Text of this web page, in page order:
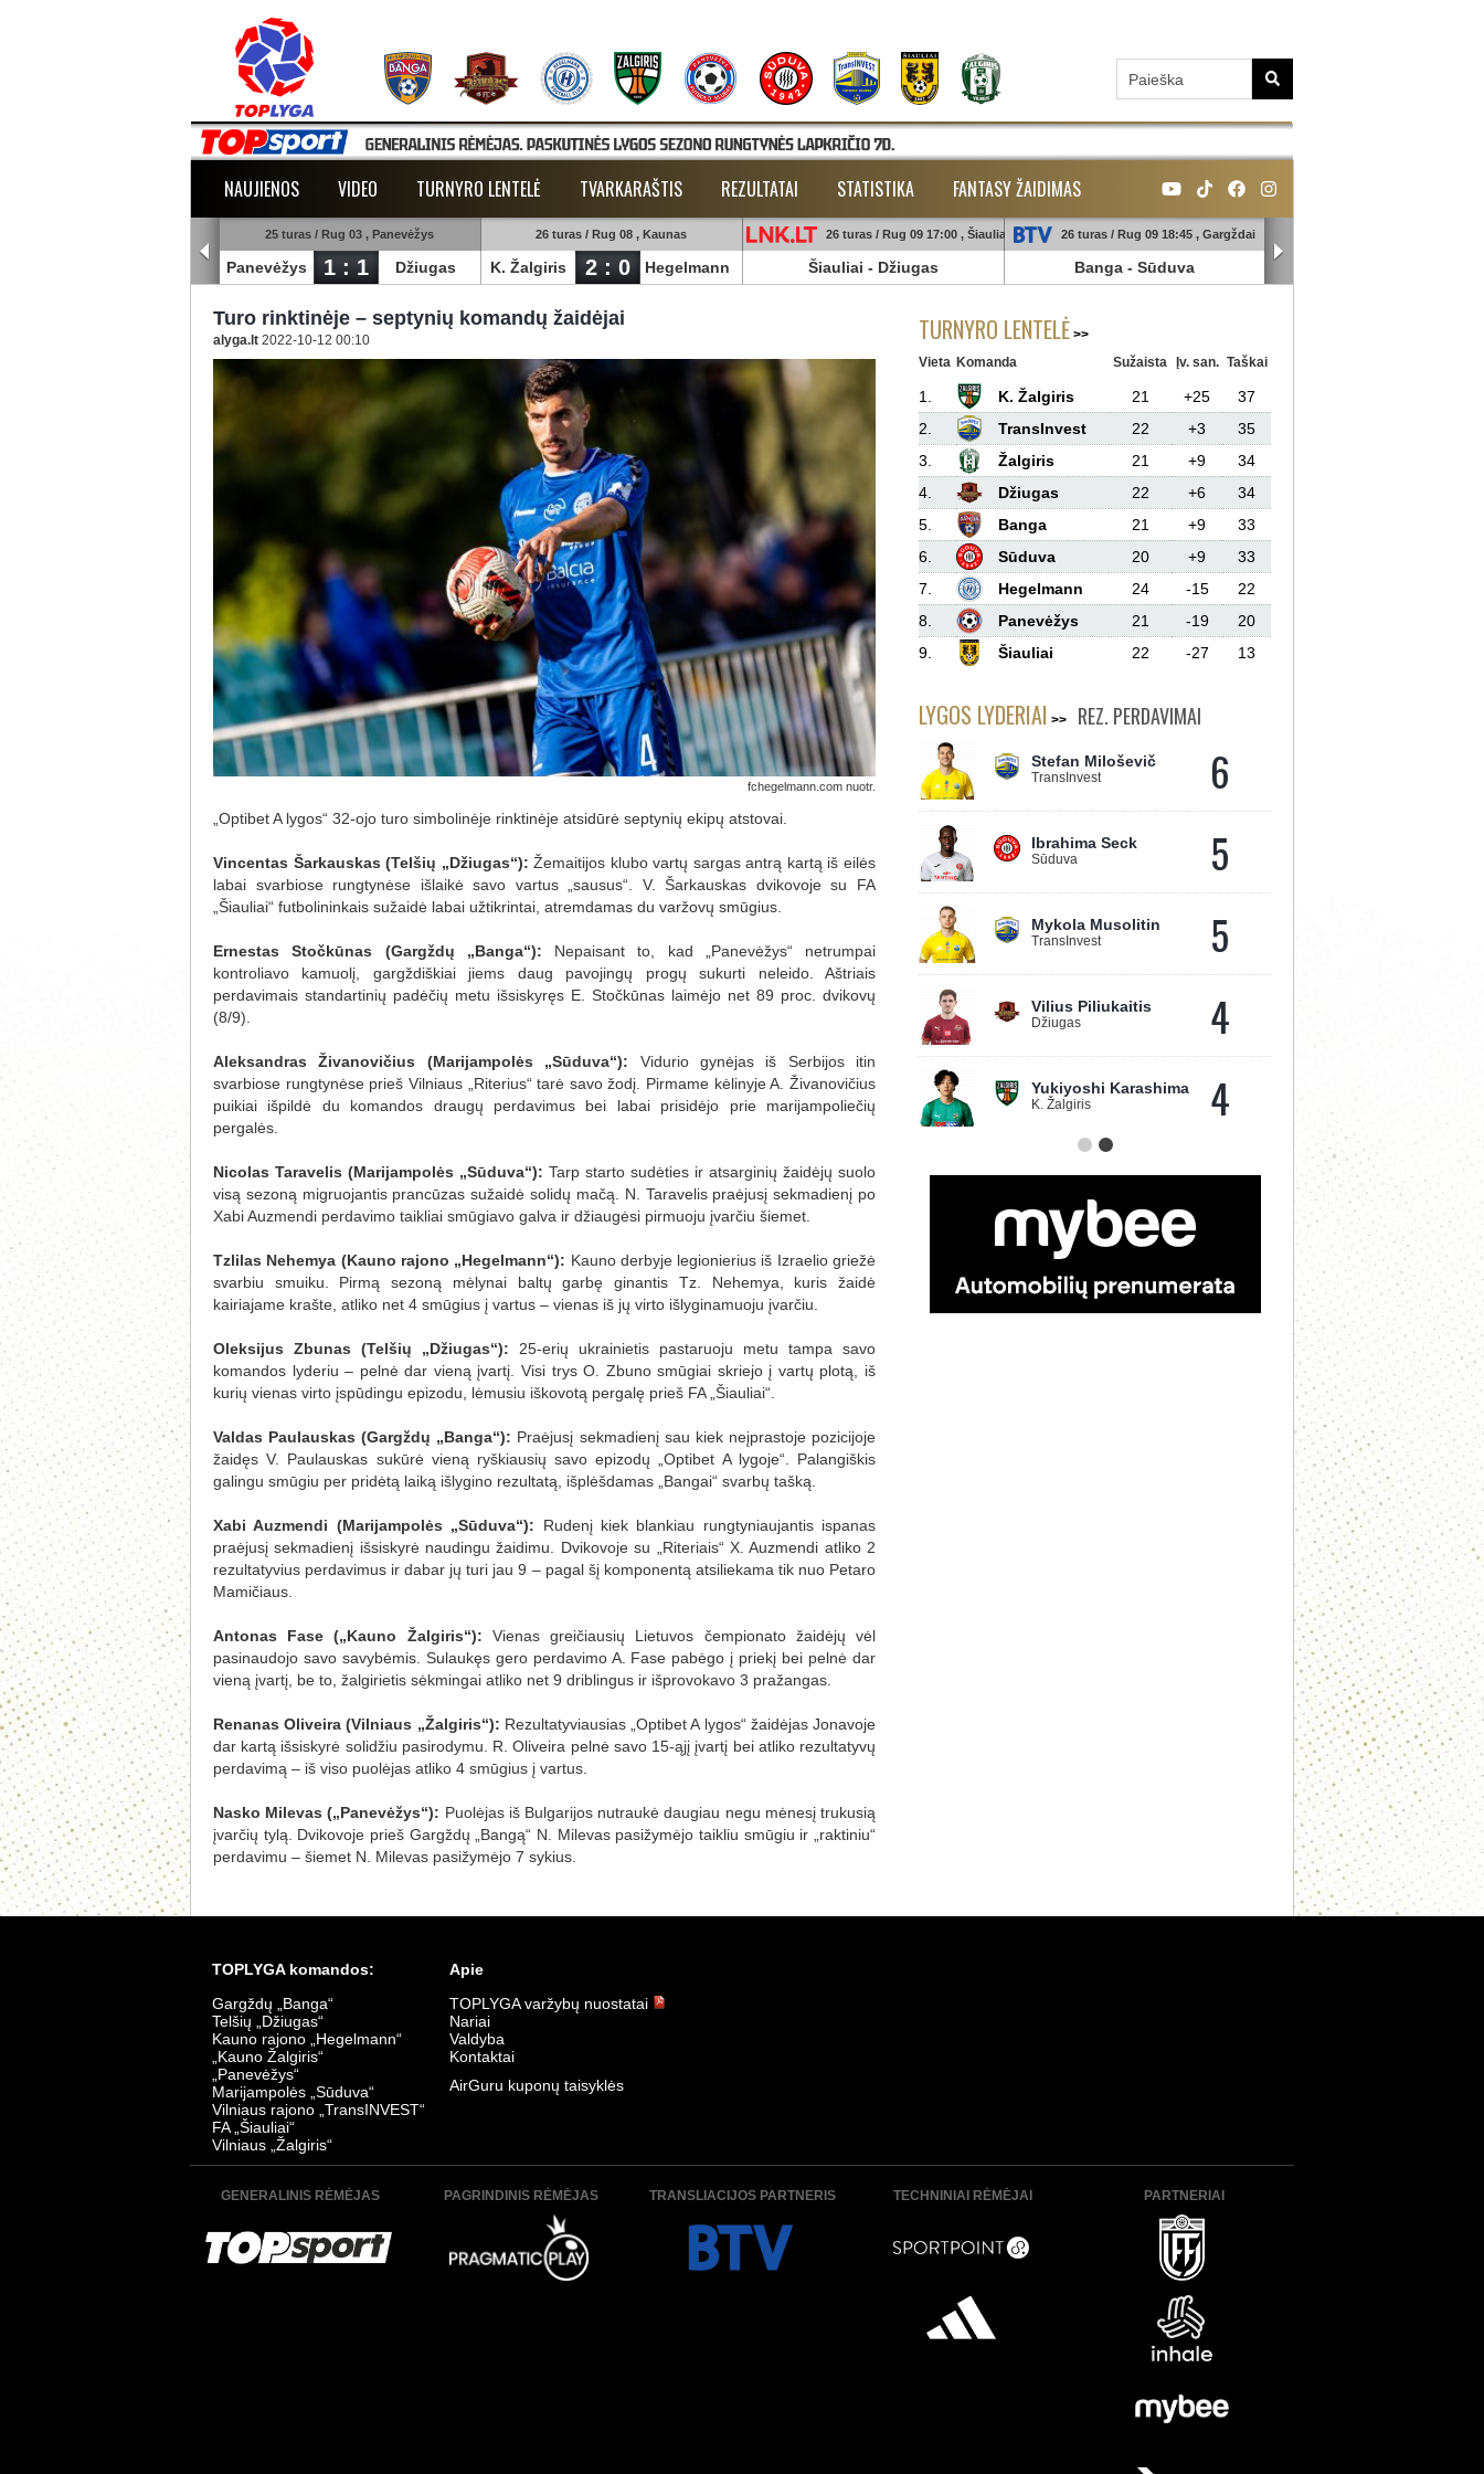
NAUJIENOS VIDEO TURNYRO LENTELĖ TVARKARAŠTIS REZULTATAI STATISTIKA FANTASY ŽAIDIMAS
25 turas / Rug 03 , Panevėžys
Panevėžys 1 : 1 Džiugas
26 turas / Rug 08 , Kaunas
K. Žalgiris 2 : 0 Hegelmann
26 turas / Rug 09 17:00 , Šiauliai
Šiauliai - Džiugas
26 turas / Rug 09 18:45 , Gargždai
Banga - Sūduva
Turo rinktinėje – septynių komandų žaidėjai
alyga.lt 2022-10-12 00:10
fchegelmann.com nuotr.
„Optibet A lygos“ 32-ojo turo simbolinėje rinktinėje atsidūrė septynių ekipų atstovai.
Vincentas Šarkauskas (Telšių „Džiugas“): Žemaitijos klubo vartų sargas antrą kartą iš eilės
labai svarbiose rungtynėse išlaikė savo vartus „sausus“. V. Šarkauskas dvikovoje su FA
„Šiauliai“ futbolininkais sužaidė labai užtikrintai, atremdamas du varžovų smūgius.
Ernestas Stočkūnas (Gargždų „Banga“): Nepaisant to, kad „Panevėžys“ netrumpai
kontroliavo kamuolį, gargždiškiai jiems daug pavojingų progų sukurti neleido. Aštriais
perdavimais standartinių padėčių metu išsiskyręs E. Stočkūnas laimėjo net 89 proc. dvikovų
(8/9).
Aleksandras Živanovičius (Marijampolės „Sūduva“): Vidurio gynėjas iš Serbijos itin
svarbiose rungtynėse prieš Vilniaus „Riterius“ tarė savo žodį. Pirmame kėlinyje A. Živanovičius
puikiai išpildė du komandos draugų perdavimus bei labai prisidėjo prie marijampoliečių
pergalės.
Nicolas Taravelis (Marijampolės „Sūduva“): Tarp starto sudėties ir atsarginių žaidėjų suolo
visą sezoną migruojantis prancūzas sužaidė solidų mačą. N. Taravelis praėjusį sekmadienį po
Xabi Auzmendi perdavimo taikliai smūgiavo galva ir džiaugėsi pirmuoju įvarčiu šiemet.
Tzlilas Nehemya (Kauno rajono „Hegelmann“): Kauno derbyje legionierius iš Izraelio griežė
svarbiu smuiku. Pirmą sezoną mėlynai baltų garbę ginantis Tz. Nehemya, kuris žaidė
kairiajame krašte, atliko net 4 smūgius į vartus – vienas iš jų virto išlyginamuoju įvarčiu.
Oleksijus Zbunas (Telšių „Džiugas“): 25-erių ukrainietis pastaruoju metu tampa savo
komandos lyderiu – pelnė dar vieną įvartį. Visi trys O. Zbuno smūgiai skriejo į vartų plotą, iš
kurių vienas virto įspūdingu epizodu, lėmusiu iškovotą pergalę prieš FA „Šiauliai“.
Valdas Paulauskas (Gargždų „Banga“): Praėjusį sekmadienį sau kiek neįprastoje pozicijoje
žaidęs V. Paulauskas sukūrė vieną ryškiausių savo epizodų „Optibet A lygoje“. Palangiškis
galingu smūgiu per pridėtą laiką išlygino rezultatą, išplėšdamas „Bangai“ svarbų tašką.
Xabi Auzmendi (Marijampolės „Sūduva“): Rudenį kiek blankiau rungtyniaujantis ispanas
praėjusį sekmadienį išsiskyrė naudingu žaidimu. Dvikovoje su „Riteriais“ X. Auzmendi atliko 2
rezultatyvius perdavimus ir dabar jų turi jau 9 – pagal šį komponentą atsiliekama tik nuo Petaro
Mamičiaus.
Antonas Fase („Kauno Žalgiris“): Vienas greičiausių Lietuvos čempionato žaidėjų vėl
pasinaudojo savo savybėmis. Sulaukęs gero perdavimo A. Fase pabėgo į priekį bei pelnė dar
vieną įvartį, be to, žalgirietis sėkmingai atliko net 9 driblingus ir išprovokavo 3 pražangas.
Renanas Oliveira (Vilniaus „Žalgiris“): Rezultatyviausias „Optibet A lygos“ žaidėjas Jonavoje
dar kartą išsiskyrė solidžiu pasirodymu. R. Oliveira pelnė savo 15-ąjį įvartį bei atliko rezultatyvų
perdavimą – iš viso puolėjas atliko 4 smūgius į vartus.
Nasko Milevas („Panevėžys“): Puolėjas iš Bulgarijos nutraukė daugiau negu mėnesį trukusią
įvarčių tylą. Dvikovoje prieš Gargždų „Bangą“ N. Milevas pasižymėjo taikliu smūgiu ir „raktiniu“
perdavimu – šiemet N. Milevas pasižymėjo 7 sykius.
TURNYRO LENTELĖ
Vieta Komanda Sužaista Įv. san. Taškai
1. K. Žalgiris 21 +25
37
2.
TransInvest 22 +3
35
3.
Žalgiris 21 +9
34
4.
Džiugas 22 +6
34
5.
Banga 21 +9
33
6.
Sūduva 20 +9
33
7.
Hegelmann 24 -15
22
8.
Panevėžys 21 -19
20
9.
Šiauliai 22 -27 13
LYGOS LYDERIAI REZ. PERDAVIMAI
Stefan Miloševič
TransInvest 6
Ibrahima Seck
Sūduva 5
Mykola Musolitin
TransInvest 5
Vilius Piliukaitis
Džiugas 4
Yukiyoshi Karashima
K. Žalgiris 4
TOPLYGA komandos:
Gargždų „Banga“
Telšių „Džiugas“
Kauno rajono „Hegelmann“
„Kauno Žalgiris“
„Panevėžys“
Marijampolės „Sūduva“
Vilniaus rajono „TransINVEST“
FA „Šiauliai“
Vilniaus „Žalgiris“
Apie
TOPLYGA varžybų nuostatai
Nariai
Valdyba
Kontaktai
AirGuru kuponų taisyklės
GENERALINIS RĖMĖJAS PAGRINDINIS RĖMĖJAS TRANSLIACIJOS PARTNERIS TECHNINIAI RĖMĖJAI PARTNERIAI